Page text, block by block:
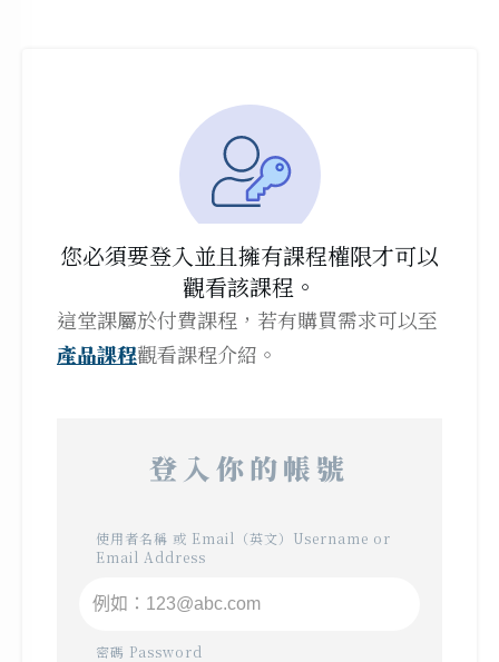
您必須要登入並且擁有課程權限才可以
觀看該課程。
這堂課屬於付費課程，若有購買需求可以至
產品課程觀看課程介紹。
登入你的帳號
使用者名稱 或 Email（英文）Username or
Email Address
密碼 Password